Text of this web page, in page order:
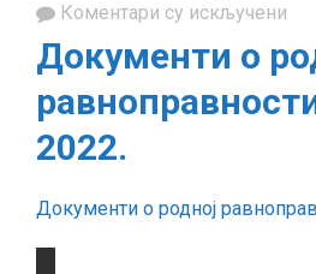
Коментари су искључени
о
Документи о
2022.
Документи о родној